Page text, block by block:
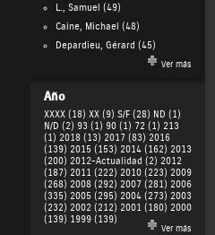
L., Samuel (49)
Caine, Michael (48)
Depardieu, Gérard (45)
Ver más
Año
XXXX (18) XX (9) S/F (28) ND (1)
N/D (2) 93 (1) 90 (1) 72 (1) 213
(1) 2018 (13) 2017 (83) 2016
(139) 2015 (153) 2014 (162) 2013
(200) 2012-Actualidad (2) 2012
(187) 2011 (222) 2010 (223) 2009
(268) 2008 (292) 2007 (281) 2006
(335) 2005 (295) 2004 (273) 2003
(232) 2002 (212) 2001 (180) 2000
(139) 1999 (139)
Ver más